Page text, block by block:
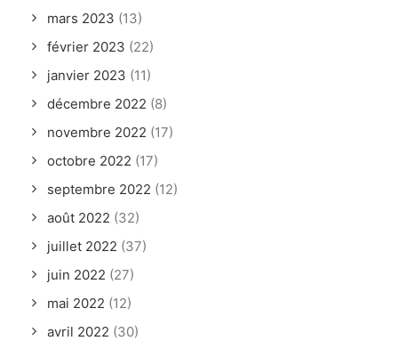
mars 2023 (13)
février 2023 (22)
janvier 2023 (11)
décembre 2022 (8)
novembre 2022 (17)
octobre 2022 (17)
septembre 2022 (12)
août 2022 (32)
juillet 2022 (37)
juin 2022 (27)
mai 2022 (12)
avril 2022 (30)